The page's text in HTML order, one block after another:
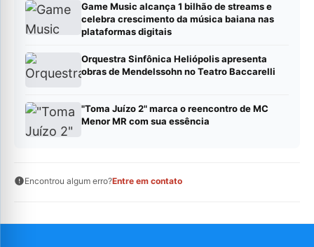
Game Music alcança 1 bilhão de streams e
celebra crescimento da música baiana nas
plataformas digitais
Orquestra Sinfônica Heliópolis apresenta
obras de Mendelssohn no Teatro Baccarelli
"Toma Juízo 2" marca o reencontro de MC
Menor MR com sua essência
Encontrou algum erro?Entre em contato